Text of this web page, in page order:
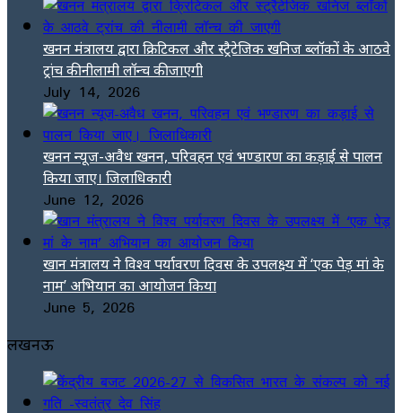
खनन मंत्रालय द्वारा क्रिटिकल और स्ट्रैटेजिक खनिज ब्लॉकों के आठवे
ट्रांच की नीलामी लॉन्च की जाएगी
July 14, 2026
खनन न्यूज-अवैध खनन, परिवहन एवं भण्डारण का कड़ाई से पालन
किया जाए। जिलाधिकारी
June 12, 2026
खान मंत्रालय ने विश्व पर्यावरण दिवस के उपलक्ष्य में ‘एक पेड़ मां के
नाम’ अभियान का आयोजन किया
June 5, 2026
लखनऊ